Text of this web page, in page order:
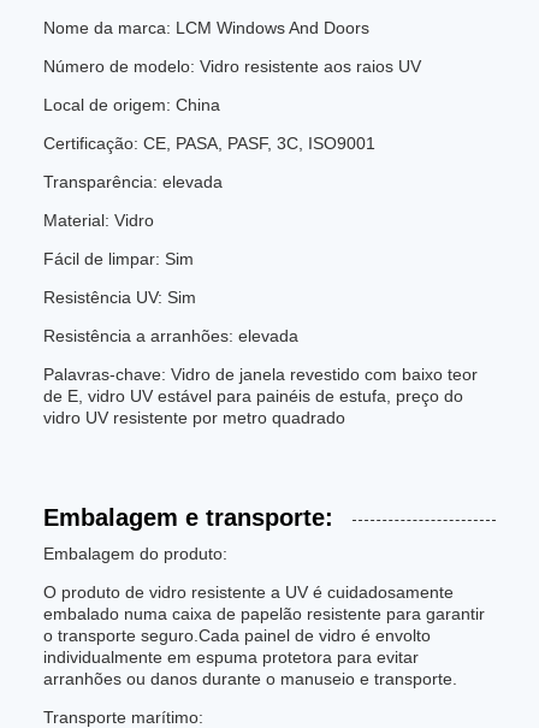
Nome da marca: LCM Windows And Doors
Número de modelo: Vidro resistente aos raios UV
Local de origem: China
Certificação: CE, PASA, PASF, 3C, ISO9001
Transparência: elevada
Material: Vidro
Fácil de limpar: Sim
Resistência UV: Sim
Resistência a arranhões: elevada
Palavras-chave: Vidro de janela revestido com baixo teor
de E, vidro UV estável para painéis de estufa, preço do
vidro UV resistente por metro quadrado
Embalagem e transporte:
Embalagem do produto:
O produto de vidro resistente a UV é cuidadosamente
embalado numa caixa de papelão resistente para garantir
o transporte seguro.Cada painel de vidro é envolto
individualmente em espuma protetora para evitar
arranhões ou danos durante o manuseio e transporte.
Transporte marítimo: